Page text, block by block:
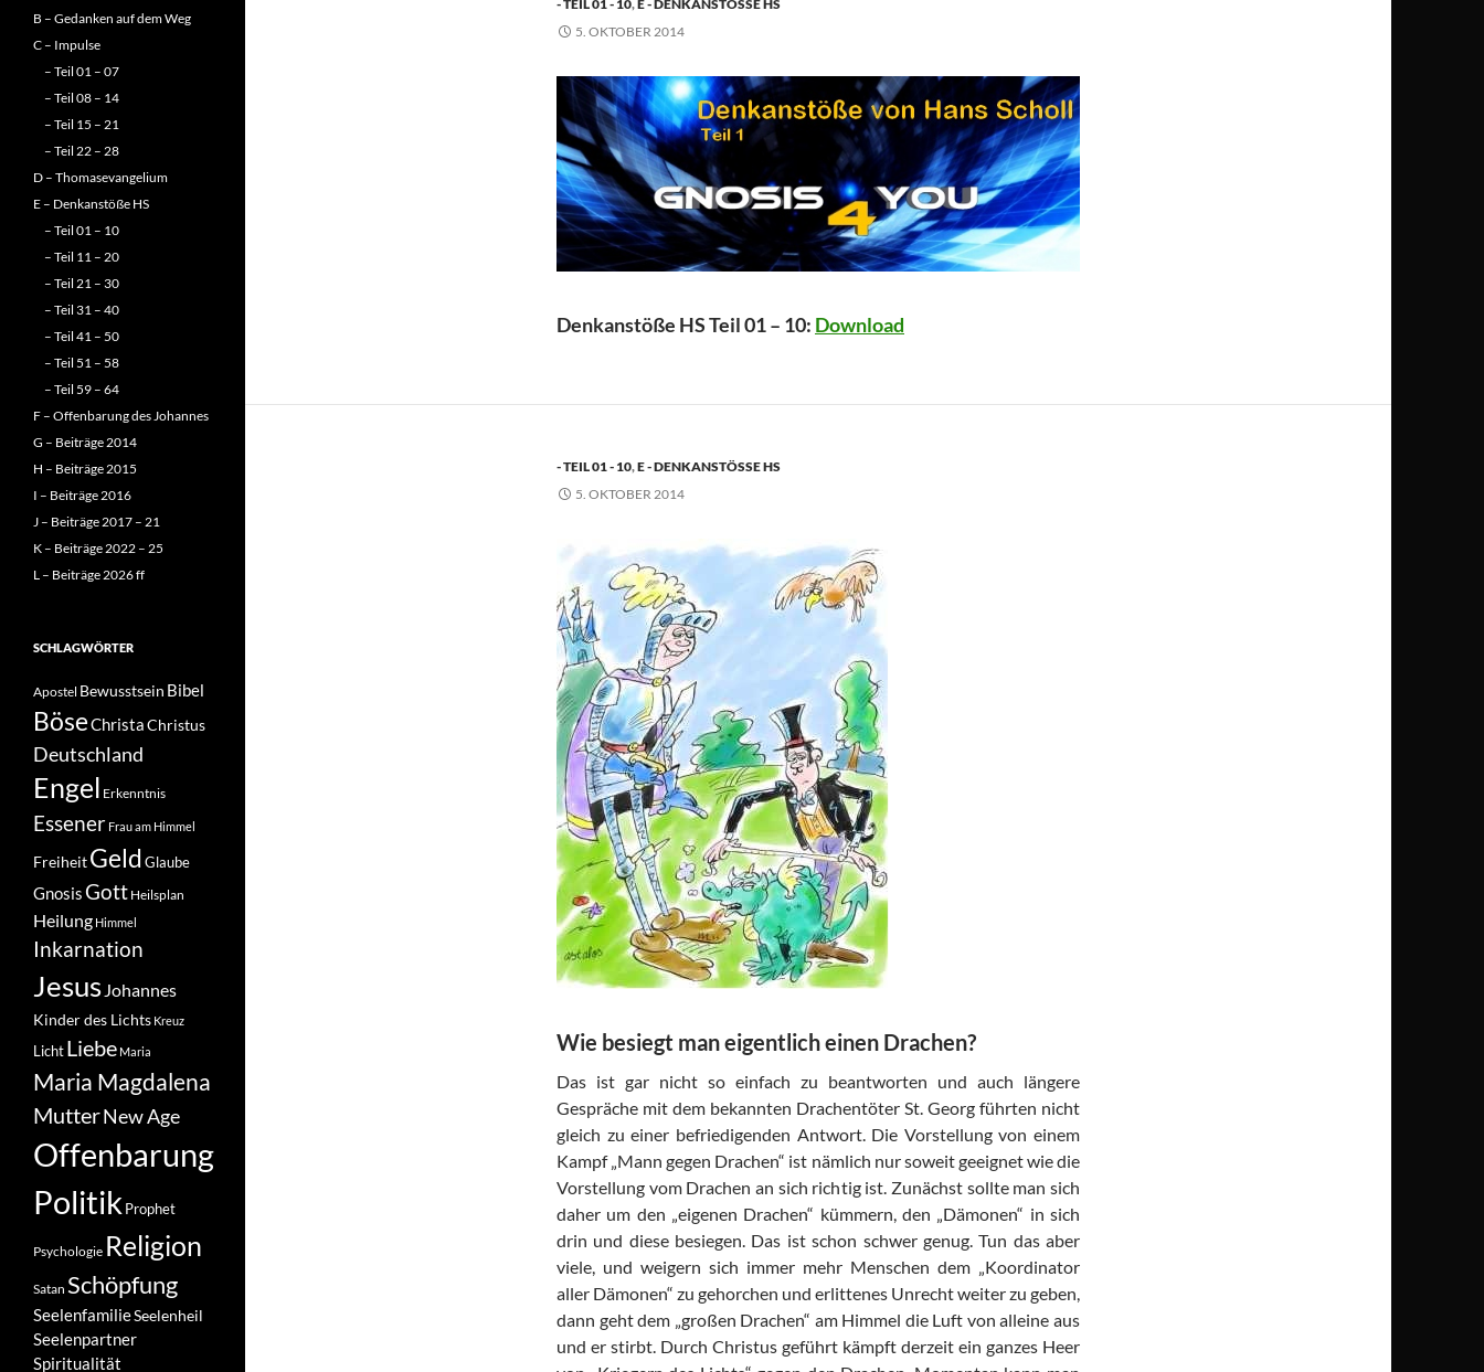
- TEIL 01 - 10,E - DENKANSTÖSSE HS
5. OKTOBER 2014
Denkanstöße HS Teil 01 – 10: Download
- TEIL 01 - 10,E - DENKANSTÖSSE HS
5. OKTOBER 2014
Wie besiegt man eigentlich einen Drachen?
Das ist gar nicht so einfach zu beantworten und auch längere
Gespräche mit dem bekannten Drachentöter St. Georg führten nicht
gleich zu einer befriedigenden Antwort. Die Vorstellung von einem
Kampf „Mann gegen Drachen“ ist nämlich nur soweit geeignet wie die
Vorstellung vom Drachen an sich richtig ist. Zunächst sollte man sich
daher um den „eigenen Drachen“ kümmern, den „Dämonen“ in sich
drin und diese besiegen. Das ist schon schwer genug. Tun das aber
viele, und weigern sich immer mehr Menschen dem „Koordinator
aller Dämonen“ zu gehorchen und erlittenes Unrecht weiter zu geben,
dann geht dem „großen Drachen“ am Himmel die Luft von alleine aus
und er stirbt. Durch Christus geführt kämpft derzeit ein ganzes Heer
B – Gedanken auf dem Weg
C – Impulse
– Teil 01 – 07
– Teil 08 – 14
– Teil 15 – 21
– Teil 22 – 28
D – Thomasevangelium
E – Denkanstöße HS
– Teil 01 – 10
– Teil 11 – 20
– Teil 21 – 30
– Teil 31 – 40
– Teil 41 – 50
– Teil 51 – 58
– Teil 59 – 64
F – Offenbarung des Johannes
G – Beiträge 2014
H – Beiträge 2015
I – Beiträge 2016
J – Beiträge 2017 – 21
K – Beiträge 2022 – 25
L – Beiträge 2026 ff
SCHLAGWÖRTER
Apostel Bewusstsein Bibel
BöseChristaChristus
Deutschland
Engel Erkenntnis
Essener Frau am Himmel
FreiheitGeldGlaube
GnosisGott Heilsplan
Heilung Himmel
Inkarnation
Jesus Johannes
Kinder des Lichts Kreuz
LichtLiebe Maria
Maria Magdalena
MutterNew Age
Offenbarung
Politik Prophet
Psychologie Religion
Satan Schöpfung
SeelenfamilieSeelenheil
Seelenpartner
Spiritualität